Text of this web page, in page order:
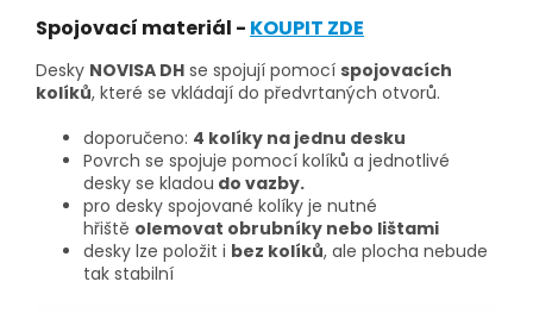
Spojovací materiál - KOUPIT ZDE
Desky NOVISA DH se spojují pomocí spojovacích
kolíků, které se vkládají do předvrtaných otvorů.
doporučeno: 4 kolíky na jednu desku
Povrch se spojuje pomocí kolíků a jednotlivé
desky se kladou do vazby.
pro desky spojované kolíky je nutné
hřiště olemovat obrubníky nebo lištami
desky lze položit i bez kolíků, ale plocha nebude
tak stabilní